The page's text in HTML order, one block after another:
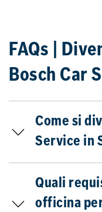
FAQs |
Bosch Car
Come si
Service in
Quali
officina